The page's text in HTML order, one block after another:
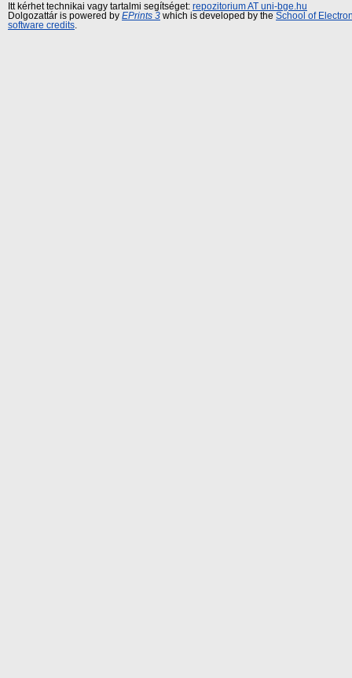
Itt kérhet technikai vagy tartalmi segítséget: repozitorium AT uni-bge.hu
Dolgozattár is powered by EPrints 3 which is developed by the School of
software credits